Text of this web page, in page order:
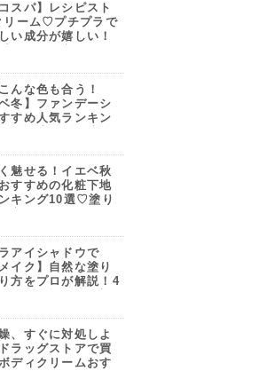
スパ】レシピスト
リーム♡プチプラで
い成分が嬉しい！
しよう。
んな色も合う！
ベ冬】ファンデーシ
すめ人気ランキン
も解説！
魅せる！イエベ秋
すすめの化粧下地
キング10選♡塗り
アイシャドウで
イク】自然な塗り
方をプロが解説！4
す♡
、すぐに対処しよ
ラッグストアで買
ディクリームおす